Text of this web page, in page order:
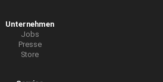
Unternehmen
Jobs
Presse
Store